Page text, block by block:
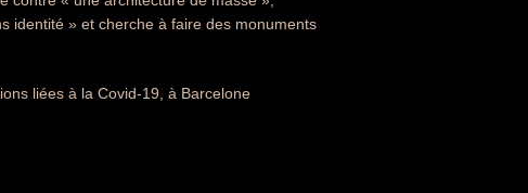
identité » et cherche à faire des monuments
liées à la Covid-19, à Barcelone